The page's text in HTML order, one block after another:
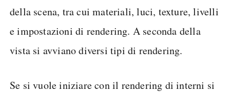
della scena, tra cui materiali, luci, texture, livelli
e impostazioni di rendering. A seconda della
vista si avviano diversi tipi di rendering.
Se si vuole iniziare con il rendering di interni si